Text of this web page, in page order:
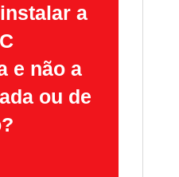
a
e não a
ou de